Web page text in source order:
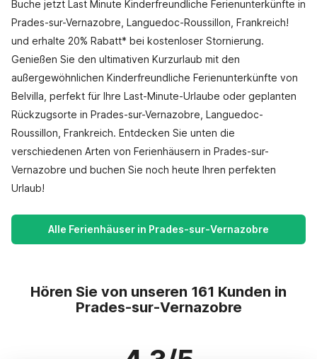
Buche jetzt Last Minute Kinderfreundliche Ferienunterkünfte in
Prades-sur-Vernazobre, Languedoc-Roussillon, Frankreich!
und erhalte 20% Rabatt* bei kostenloser Stornierung.
Genießen Sie den ultimativen Kurzurlaub mit den
außergewöhnlichen Kinderfreundliche Ferienunterkünfte von
Belvilla, perfekt für Ihre Last-Minute-Urlaube oder geplanten
Rückzugsorte in Prades-sur-Vernazobre, Languedoc-
Roussillon, Frankreich. Entdecken Sie unten die
verschiedenen Arten von Ferienhäusern in Prades-sur-
Vernazobre und buchen Sie noch heute Ihren perfekten
Urlaub!
Alle Ferienhäuser in Prades-sur-Vernazobre
Hören Sie von unseren 161 Kunden in
Prades-sur-Vernazobre